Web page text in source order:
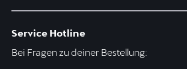
Service Hotline
Bei Fragen zu deiner Bestellung: